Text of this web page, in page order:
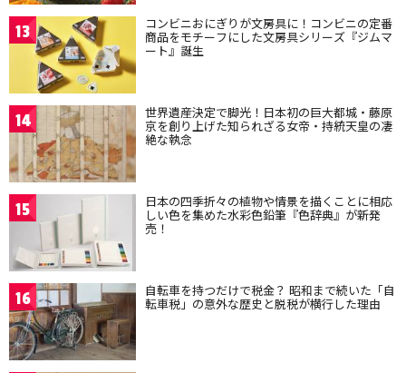
13 コンビニおにぎりが文房具に！コンビニの定番
商品をモチーフにした文房具シリーズ『ジムマ
ート』誕生
14 世界遺産決定で脚光！日本初の巨大都城・藤原
京を創り上げた知られざる女帝・持統天皇の凄
絶な執念
15 日本の四季折々の植物や情景を描くことに相応
しい色を集めた水彩色鉛筆『色辞典』が新発
売！
16 自転車を持つだけで税金？ 昭和まで続いた「自
転車税」の意外な歴史と脱税が横行した理由